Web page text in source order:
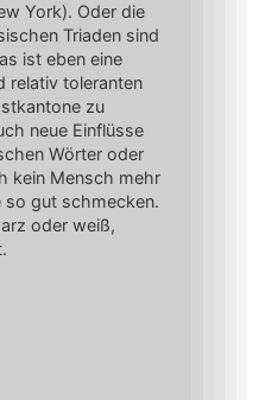
York). Oder die
Triaden sind
ist eben eine
relativ toleranten
zu
neue Einflüsse
Wörter oder
kein Mensch mehr
so gut schmecken.
oder weiß,